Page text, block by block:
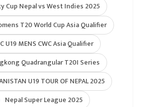
Cup Nepal vs West Indies 2025
T20 World Cup Asia Qualifier
U19 MENS CWC Asia Qualifier
Quadrangular T20I Series
U19 TOUR OF NEPAL 2025
Nepal Super League 2025